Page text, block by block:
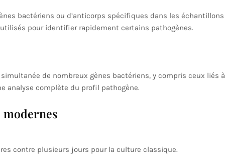
bactériens ou d’anticorps spécifiques dans les échantillons
pour identifier rapidement certains pathogènes.
de nombreux gènes bactériens, y compris ceux liés à
analyse complète du profil pathogène.
modernes
contre plusieurs jours pour la culture classique.